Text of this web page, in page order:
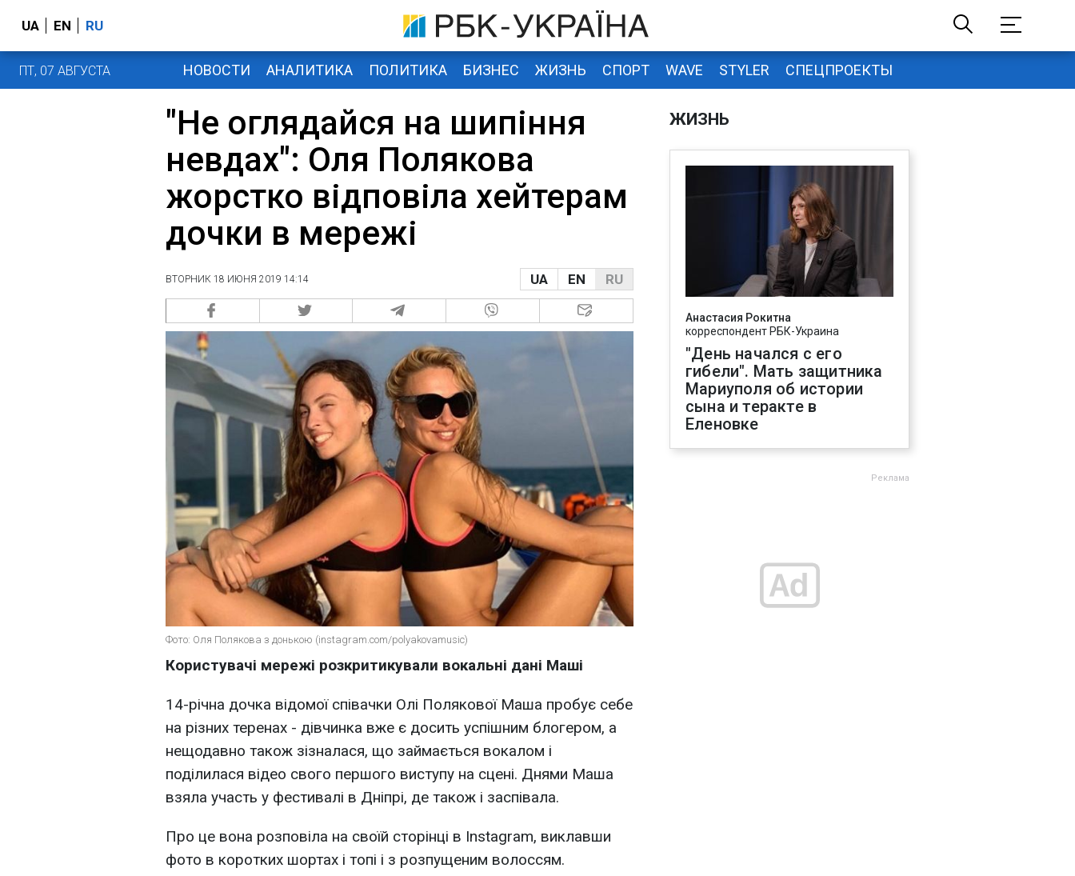
UA EN RU
ПТ, 07 АВГУСТА НОВОСТИ АНАЛИТИКА ПОЛИТИКА БИЗНЕС ЖИЗНЬ СПОРТ WAVE STYLER СПЕЦПРОЕКТЫ
"Не оглядайся на шипіння
невдах": Оля Полякова
жорстко відповіла хейтерам
дочки в мережі
ВТОРНИК 18 ИЮНЯ 2019 14:14 UA EN RU
Фото: Оля Полякова з донькою (instagram.com/polyakovamusic)
Користувачі мережі розкритикували вокальні дані Маші
14-річна дочка відомої співачки Олі Полякової Маша пробує себе
на різних теренах - дівчинка вже є досить успішним блогером, а
нещодавно також зізналася, що займається вокалом і
поділилася відео свого першого виступу на сцені. Днями Маша
взяла участь у фестивалі в Дніпрі, де також і заспівала.
Про це вона розповіла на своїй сторінці в Instagram, виклавши
фото в коротких шортах і топі і з розпущеним волоссям.
ЖИЗНЬ
Анастасия Рокитна
корреспондент РБК-Украина
"День начался с его
гибели". Мать защитника
Мариуполя об истории
сына и теракте в
Еленовке